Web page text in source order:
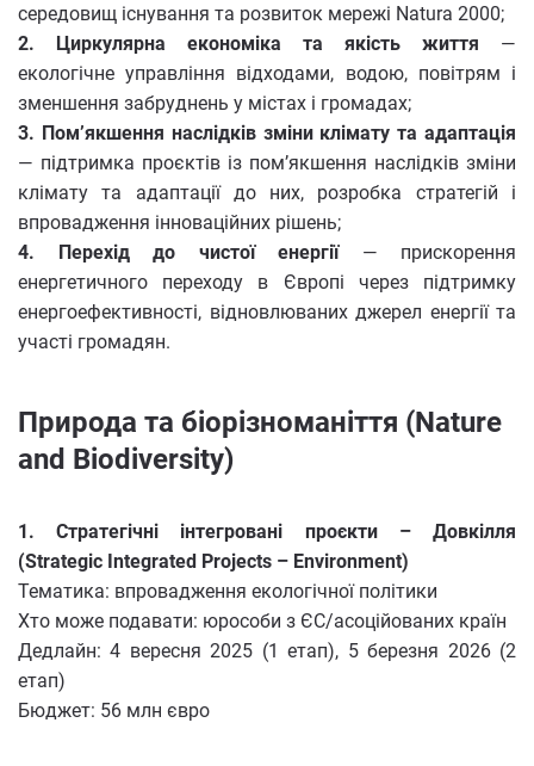
середовищ існування та розвиток мережі Natura 2000;
2. Циркулярна економіка та якість життя —
екологічне управління відходами, водою, повітрям і
зменшення забруднень у містах і громадах;
3. Пом’якшення наслідків зміни клімату та адаптація
— підтримка проєктів із пом’якшення наслідків зміни
клімату та адаптації до них, розробка стратегій і
впровадження інноваційних рішень;
4. Перехід до чистої енергії— прискорення
енергетичного переходу в Європі через підтримку
енергоефективності, відновлюваних джерел енергії та
участі громадян.
Природа та біорізноманіття (Nature
and Biodiversity)
1. Стратегічні інтегровані проєкти – Довкілля
(Strategic Integrated Projects – Environment)
Тематика: впровадження екологічної політики
Хто може подавати: юрособи з ЄС/асоційованих країн
Дедлайн: 4 вересня 2025 (1 етап), 5 березня 2026 (2
етап)
Бюджет: 56 млн євро